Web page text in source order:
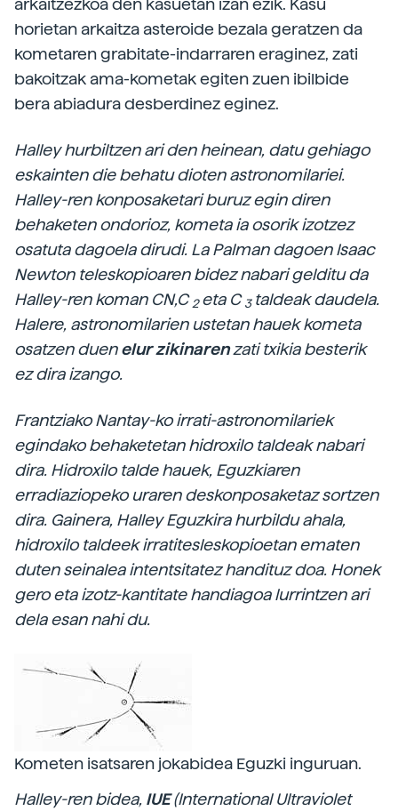
arkaitzezkoa den kasuetan izan ezik. Kasu
horietan arkaitza asteroide bezala geratzen da
kometaren grabitate-indarraren eraginez, zati
bakoitzak ama-kometak egiten zuen ibilbide
bera abiadura desberdinez eginez.
Halley hurbiltzen ari den heinean, datu gehiago
eskainten die behatu dioten astronomilariei.
Halley-ren konposaketari buruz egin diren
behaketen ondorioz, kometa ia osorik izotzez
osatuta dagoela dirudi. La Palman dagoen Isaac
Newton teleskopioaren bidez nabari gelditu da
Halley-ren koman CN,C2eta C3 taldeak daudela.
Halere, astronomilarien ustetan hauek kometa
osatzen duenelur zikinarenzati txikia besterik
ez dira izango.
Frantziako Nantay-ko irrati-astronomilariek
egindako behaketetan hidroxilo taldeak nabari
dira. Hidroxilo talde hauek, Eguzkiaren
erradiaziopeko uraren deskonposaketaz sortzen
dira. Gainera, Halley Eguzkira hurbildu ahala,
hidroxilo taldeek irratitesleskopioetan ematen
duten seinalea intentsitatez handituz doa. Honek
gero eta izotz-kantitate handiagoa lurrintzen ari
dela esan nahi du.
Kometen isatsaren jokabidea Eguzki inguruan.
Halley-ren bidea, IUE(International Ultraviolet